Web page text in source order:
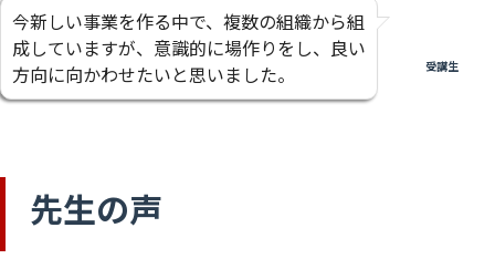
今新しい事業を作る中で、複数の組織から組
成していますが、意識的に場作りをし、良い
方向に向かわせたいと思いました。
受講生
先生の声